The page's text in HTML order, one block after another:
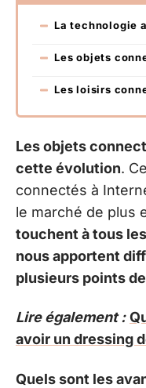
La technologie
Les objets
Les loisirs
Les objets
cette évolution.
connectés à
le marché de plus
touchent à tous
nous apportent
plusieurs points
Lire également :
avoir un dressing
Quels sont les